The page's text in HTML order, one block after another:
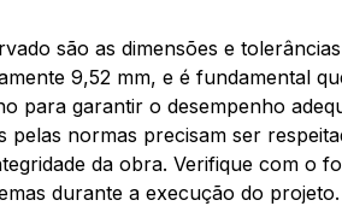
são as dimensões e
9,52 mm, e é fundamental
para garantir o desempenho
pelas normas precisam ser
da obra. Verifique com o
durante a execução do projeto.